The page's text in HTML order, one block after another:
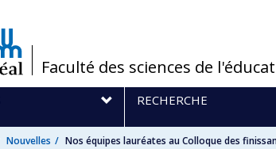
/Faculté des sciences de
RECHERCHE
Nouvelles Nos équipes lauréates au Colloque des